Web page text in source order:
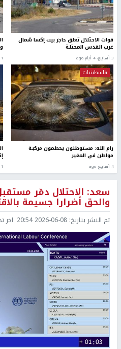
قوات الاحتلال تغلق حاجز بيت إكسا شمال
غرب القدس المحتلة
3 أسابيع، 4 أيام ago 1 شهر ago
فلسطينيات
رام الله: مستوطنون يحطمون مركبة
مواطن في المغير
4 أسابيع ago 1 اسبوع.، 6 أيام ago
سعد: الاحتلال دمّر
والحق أضرارا جسيمة
تم النشر بتاريخ: 2026-06-08 20:54 اخر